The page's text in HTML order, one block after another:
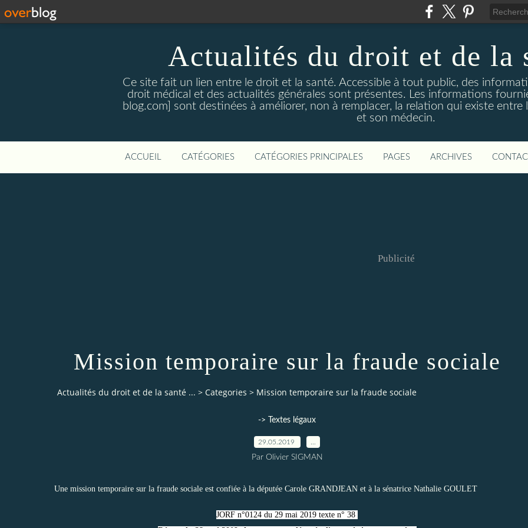
Actualités du droit et de la
Ce site fait un lien entre le droit et la santé. Accessible à tout public, des
droit médical et des actualités générales sont présentes. Les informations
blog.com] sont destinées à améliorer, non à remplacer, la relation qui existe
et son médecin.
ACCUEIL CATÉGORIES CATÉGORIES PRINCIPALES PAGES ARCHIVES
Publicité
Mission temporaire sur la fraude sociale
Actualités du droit et de la santé ... > Categories > Mission temporaire sur la fraude sociale
-> Textes légaux
29.05.2019
Par Olivier SIGMAN
Une mission temporaire sur la fraude sociale est confiée à la députée Carole GRANDJEAN et à la sénatrice Nathalie GOULET
JORF n°0124 du 29 mai 2019 texte n° 38